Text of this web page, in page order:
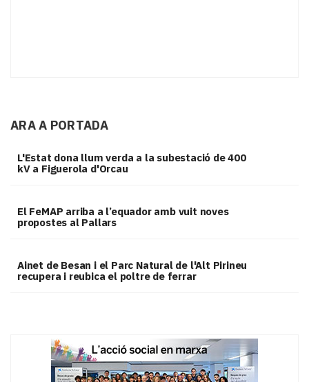
ARA A PORTADA
L'Estat dona llum verda a la subestació de 400
kV a Figuerola d'Orcau
El FeMAP arriba a l’equador amb vuit noves
propostes al Pallars
Ainet de Besan i el Parc Natural de l'Alt Pirineu
recupera i reubica el poltre de ferrar